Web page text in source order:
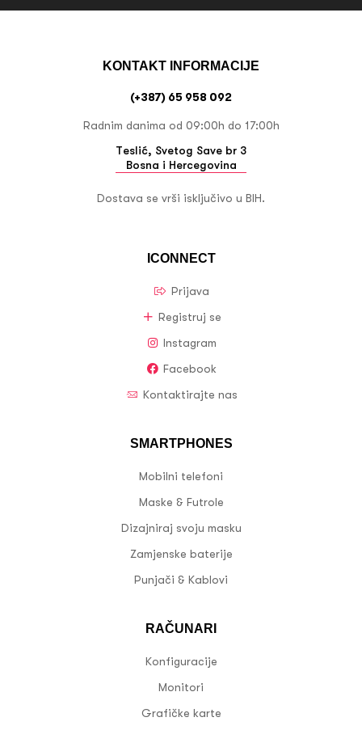
ICONNECT
Prijava
Registruj se
Instagram
Facebook
Kontaktirajte nas
SMARTPHONES
Mobilni telefoni
Maske & Futrole
Dizajniraj svoju masku
Zamjenske baterije
Punjači & Kablovi
RAČUNARI
Konfiguracije
Monitori
Grafičke karte
KONTAKT INFORMACIJE
(+387) 65 958 092
Radnim danima od 09:00h do 17:00h
Teslić, Svetog Save br 3
Bosna i Hercegovina
Dostava se vrši isključivo u BIH.